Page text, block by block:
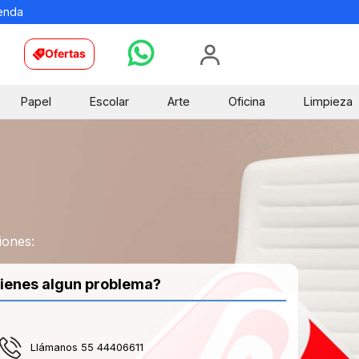
Ofertas
Papel Escolar Arte Oficina Limpieza
algun problema?
Llámanos 55 44406611